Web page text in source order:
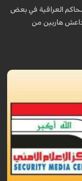
العراقية في بعض
داعش هاربين من